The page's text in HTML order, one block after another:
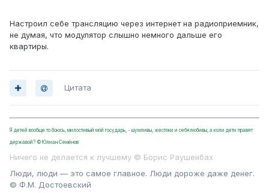
Настроил себе трансляцию через интернет на радиоприемник,
не думая, что модулятор слышно немного дальше его
квартиры.
Цитата
Я детей вообще то боюсь, милостивый мой государь, - шумливы, жестоки и себялюбивы, а коли дети правят
державой? ©Юлиан Семёнов
Ничего не делается к лучшему © Борис Раушенбах
Люди, люди — это самое главное. Люди дороже даже денег.
© Ф.М. Достоевский